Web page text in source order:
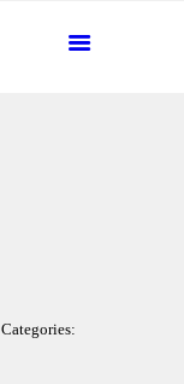
Categories: